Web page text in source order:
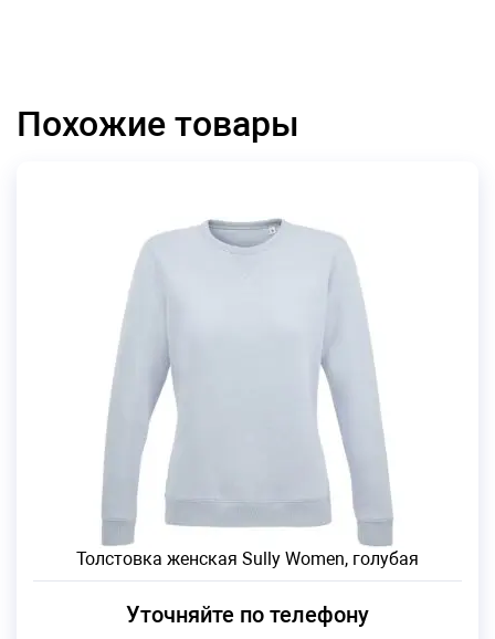
Похожие товары
Толстовка женская Sully Women, голубая
Уточняйте по телефону